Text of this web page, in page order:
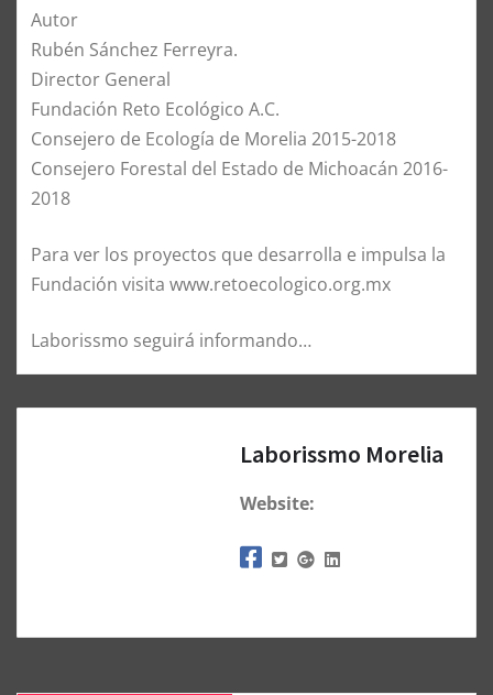
Autor
Rubén Sánchez Ferreyra.
Director General
Fundación Reto Ecológico A.C.
Consejero de Ecología de Morelia 2015-2018
Consejero Forestal del Estado de Michoacán 2016-
2018
Para ver los proyectos que desarrolla e impulsa la
Fundación visita www.retoecologico.org.mx
Laborissmo seguirá informando…
Laborissmo Morelia
Website: